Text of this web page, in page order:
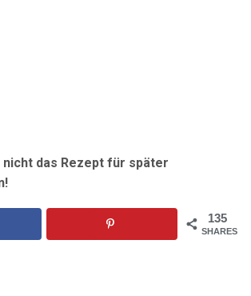
das Rezept für später
135
SHARES